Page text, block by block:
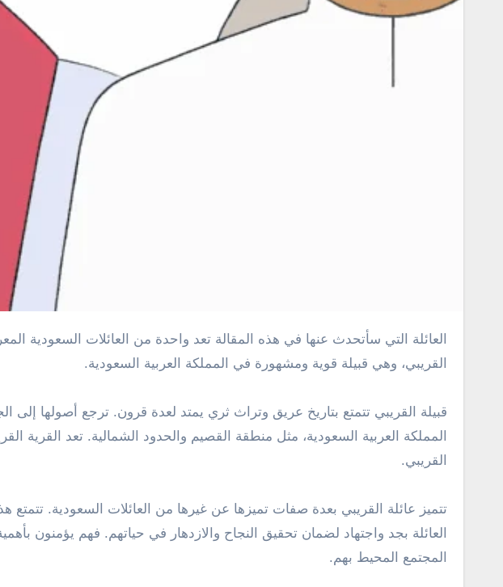
القريبي، وهي قبيلة قوية ومشهورة في المملكة العربية السعودية.
قبيلة القريبي تتمتع بتاريخ عريق وتراث ثري يمتد لعدة قرون. ترجع أصولها
المملكة العربية السعودية، مثل منطقة القصيم والحدود الشمالية. تعد القرية
القريبي.
تتميز عائلة القريبي بعدة صفات تميزها عن غيرها من العائلات السعودية. تتمتع
العائلة بجد واجتهاد لضمان تحقيق النجاح والازدهار في حياتهم. فهم يؤمنون
المجتمع المحيط بهم.